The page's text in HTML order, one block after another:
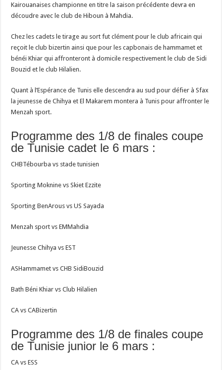
Kairouanaises championne en titre la saison précédente devra en
découdre avec le club de Hiboun à Mahdia.
Chez les cadets le tirage au sort fut clément pour le club africain qui
reçoit le club bizertin ainsi que pour les capbonais de hammamet et
bénéi Khiar qui affronteront à domicile respectivement le club de Sidi
Bouzid et le club Hilalien.
Quant à l’Espérance de Tunis elle descendra au sud pour défier à Sfax
la jeunesse de Chihya et El Makarem montera à Tunis pour affronter le
Menzah sport.
Programme des 1/8 de finales coupe
de Tunisie cadet le 6 mars :
CHBTébourba vs stade tunisien
Sporting Moknine vs Skiet Ezzite
Sporting BenArous vs US Sayada
Menzah sport vs EMMahdia
Jeunesse Chihya vs EST
ASHammamet vs CHB SidiBouzid
Bath Béni Khiar vs Club Hilalien
CA vs CABizertin
Programme des 1/8 de finales coupe
de Tunisie junior le 6 mars :
CA vs ESS